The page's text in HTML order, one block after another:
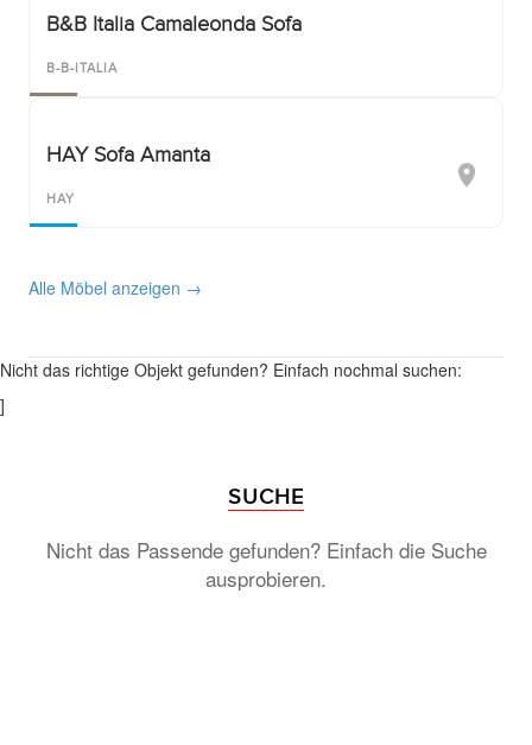
B&B Italia Camaleonda Sofa
B-B-ITALIA
HAY Sofa Amanta
HAY
Alle Möbel anzeigen →
Nicht das richtige Objekt gefunden? Einfach nochmal suchen:
]
SUCHE
Nicht das Passende gefunden? Einfach die Suche
ausprobieren.